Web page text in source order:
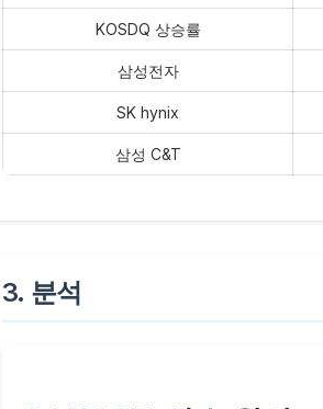
KOSDQ 상승률
삼성전자
SK hynix
삼성 C&T
3. 분석